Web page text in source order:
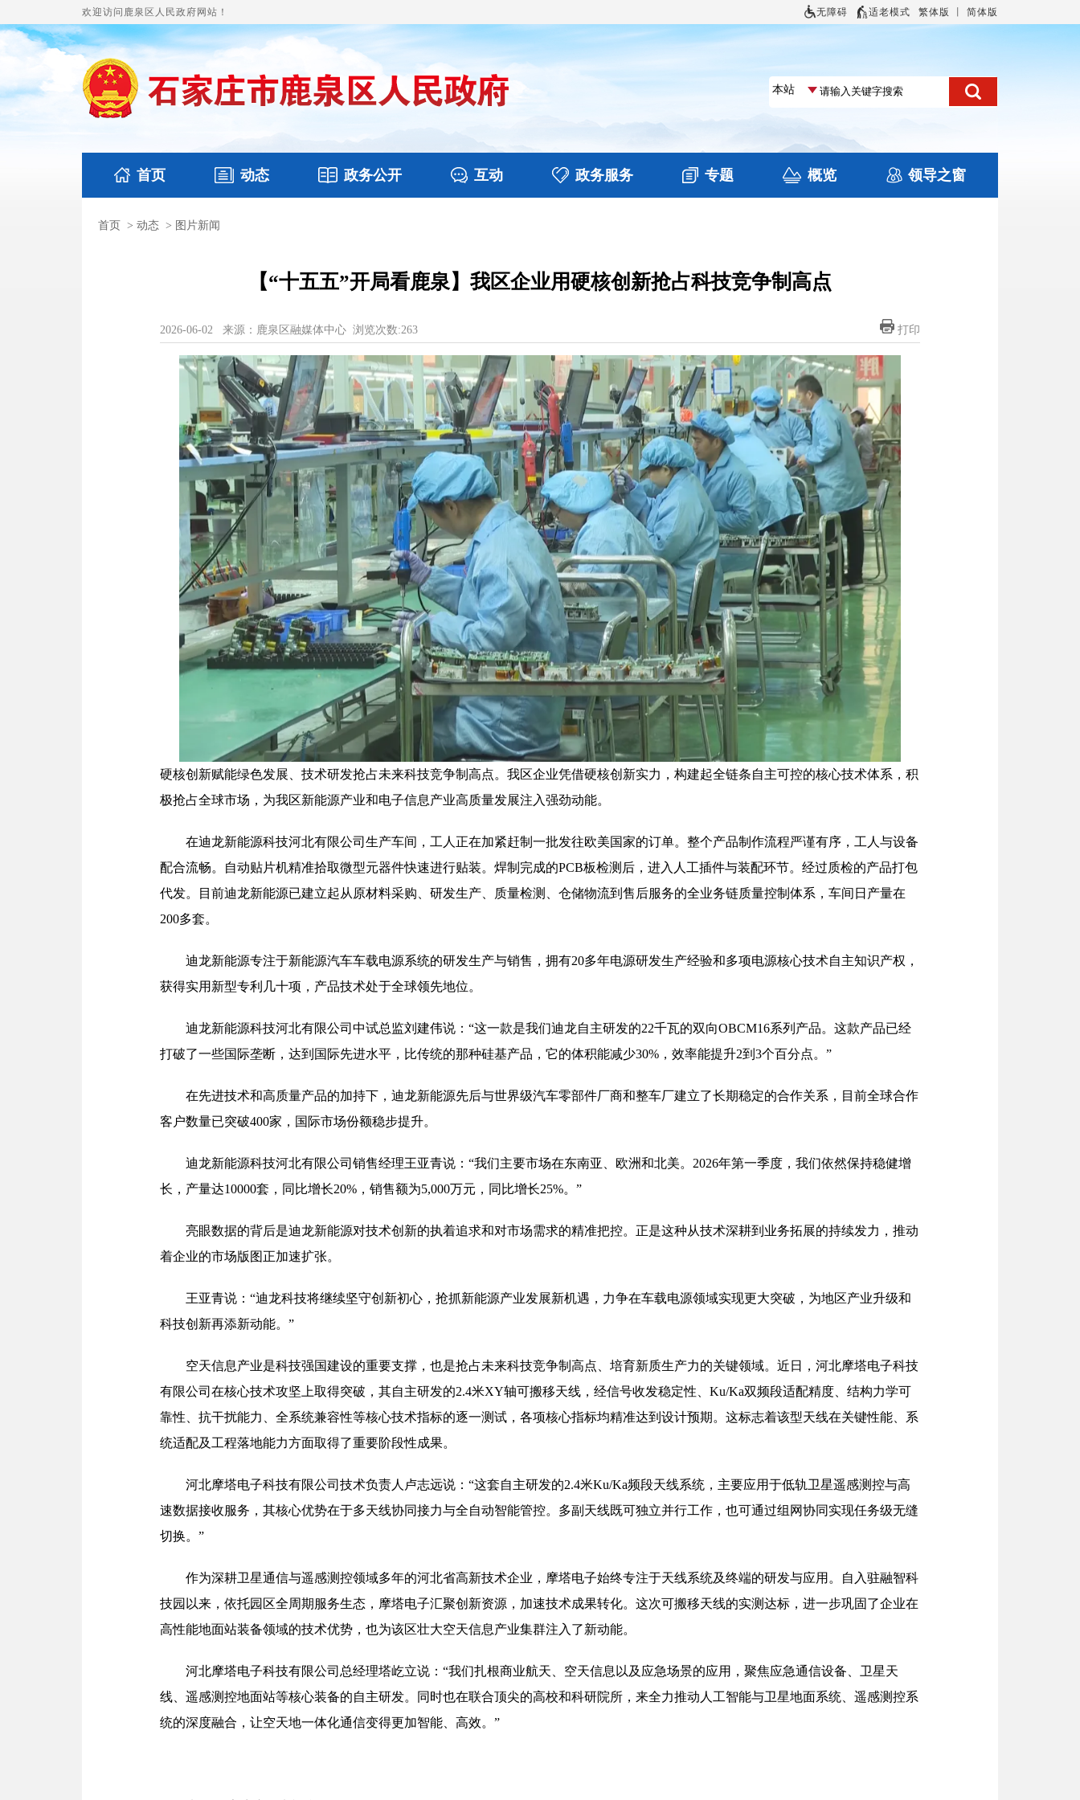
欢迎访问鹿泉区人民政府网站！ 无障碍 适老模式 繁体版 简体版
首页 动态
国务要闻
政务公开
本区文件
互动 政务服务 专题 概览 领导之窗
首页 > 动态 > 图片新闻
【“十五五”开局看鹿泉】我区企业用硬核创新抢占科技竞争制高点
2026-06-02 来源：鹿泉区融媒体中心 浏览次数:263 打印
硬核创新赋能绿色发展、技术研发抢占未来科技竞争制高点。我区企业凭借硬核创新实力，构建起全链条自主可控的核心技术体系，积
极抢占全球市场，为我区新能源产业和电子信息产业高质量发展注入强劲动能。
在迪龙新能源科技河北有限公司生产车间，工人正在加紧赶制一批发往欧美国家的订单。整个产品制作流程严谨有序，工人与设备
配合流畅。自动贴片机精准拾取微型元器件快速进行贴装。焊制完成的PCB板检测后，进入人工插件与装配环节。经过质检的产品打包
代发。目前迪龙新能源已建立起从原材料采购、研发生产、质量检测、仓储物流到售后服务的全业务链质量控制体系，车间日产量在
200多套。
迪龙新能源专注于新能源汽车车载电源系统的研发生产与销售，拥有20多年电源研发生产经验和多项电源核心技术自主知识产权，
获得实用新型专利几十项，产品技术处于全球领先地位。
迪龙新能源科技河北有限公司中试总监刘建伟说：“这一款是我们迪龙自主研发的22千瓦的双向OBCM16系列产品。这款产品已经
打破了一些国际垄断，达到国际先进水平，比传统的那种硅基产品，它的体积能减少30%，效率能提升2到3个百分点。”
在先进技术和高质量产品的加持下，迪龙新能源先后与世界级汽车零部件厂商和整车厂建立了长期稳定的合作关系，目前全球合作
客户数量已突破400家，国际市场份额稳步提升。
迪龙新能源科技河北有限公司销售经理王亚青说：“我们主要市场在东南亚、欧洲和北美。2026年第一季度，我们依然保持稳健增
长，产量达10000套，同比增长20%，销售额为5,000万元，同比增长25%。”
亮眼数据的背后是迪龙新能源对技术创新的执着追求和对市场需求的精准把控。正是这种从技术深耕到业务拓展的持续发力，推动
着企业的市场版图正加速扩张。
王亚青说：“迪龙科技将继续坚守创新初心，抢抓新能源产业发展新机遇，力争在车载电源领域实现更大突破，为地区产业升级和
科技创新再添新动能。”
空天信息产业是科技强国建设的重要支撑，也是抢占未来科技竞争制高点、培育新质生产力的关键领域。近日，河北摩塔电子科技
有限公司在核心技术攻坚上取得突破，其自主研发的2.4米XY轴可搬移天线，经信号收发稳定性、Ku/Ka双频段适配精度、结构力学可
靠性、抗干扰能力、全系统兼容性等核心技术指标的逐一测试，各项核心指标均精准达到设计预期。这标志着该型天线在关键性能、系
统适配及工程落地能力方面取得了重要阶段性成果。
河北摩塔电子科技有限公司技术负责人卢志远说：“这套自主研发的2.4米Ku/Ka频段天线系统，主要应用于低轨卫星遥感测控与高
速数据接收服务，其核心优势在于多天线协同接力与全自动智能管控。多副天线既可独立并行工作，也可通过组网协同实现任务级无缝
切换。”
作为深耕卫星通信与遥感测控领域多年的河北省高新技术企业，摩塔电子始终专注于天线系统及终端的研发与应用。自入驻融智科
技园以来，依托园区全周期服务生态，摩塔电子汇聚创新资源，加速技术成果转化。这次可搬移天线的实测达标，进一步巩固了企业在
高性能地面站装备领域的技术优势，也为该区壮大空天信息产业集群注入了新动能。
河北摩塔电子科技有限公司总经理塔屹立说：“我们扎根商业航天、空天信息以及应急场景的应用，聚焦应急通信设备、卫星天
线、遥感测控地面站等核心装备的自主研发。同时也在联合顶尖的高校和科研院所，来全力推动人工智能与卫星地面系统、遥感测控系
统的深度融合，让空天地一体化通信变得更加智能、高效。”